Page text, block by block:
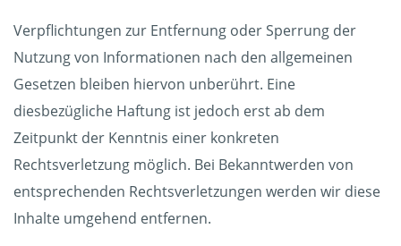
Verpflichtungen zur Entfernung oder Sperrung der
Nutzung von Informationen nach den allgemeinen
Gesetzen bleiben hiervon unberührt. Eine
diesbezügliche Haftung ist jedoch erst ab dem
Zeitpunkt der Kenntnis einer konkreten
Rechtsverletzung möglich. Bei Bekanntwerden von
entsprechenden Rechtsverletzungen werden wir diese
Inhalte umgehend entfernen.